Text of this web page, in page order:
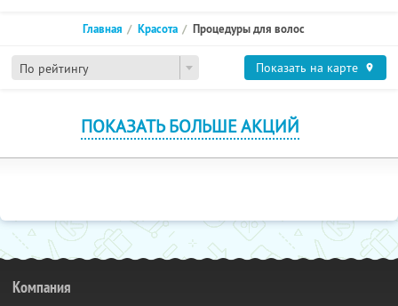
По рейтингу
Главная Красота Процедуры для волос
Показать на карте
ПОКАЗАТЬ БОЛЬШЕ АКЦИЙ
Компания